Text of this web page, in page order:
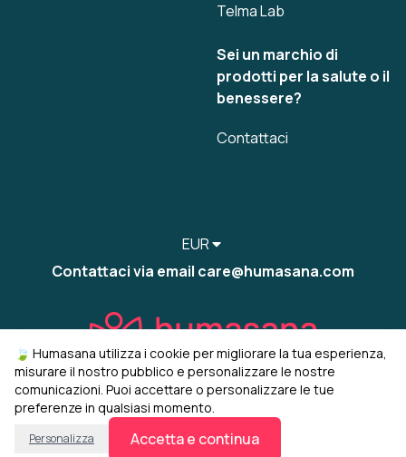
Telma Lab
Sei un marchio di
prodotti per la salute o il
benessere?
Contattaci
EUR
Contattaci via email care@humasana.com
© 2022-2026 humasana Gestisci i miei cookie
🍃 Humasana utilizza i cookie per migliorare la tua esperienza,
misurare il nostro pubblico e personalizzare le nostre
comunicazioni. Puoi accettare o personalizzare le tue
preferenze in qualsiasi momento.
Personalizza Accetta e continua